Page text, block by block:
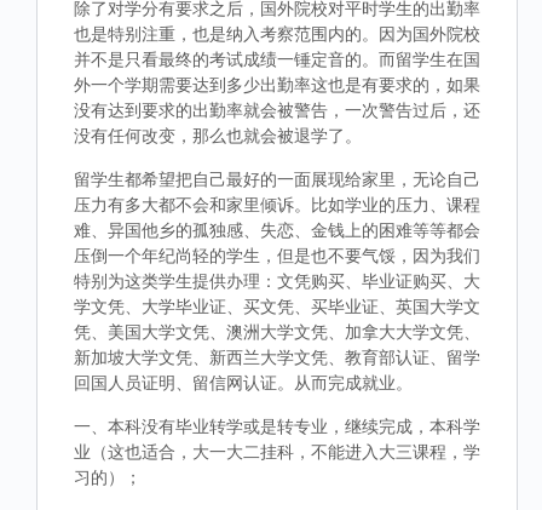
除了对学分有要求之后，国外院校对平时学生的出勤率
也是特别注重，也是纳入考察范围内的。因为国外院校
并不是只看最终的考试成绩一锤定音的。而留学生在国
外一个学期需要达到多少出勤率这也是有要求的，如果
没有达到要求的出勤率就会被警告，一次警告过后，还
没有任何改变，那么也就会被退学了。
留学生都希望把自己最好的一面展现给家里，无论自己
压力有多大都不会和家里倾诉。比如学业的压力、课程
难、异国他乡的孤独感、失恋、金钱上的困难等等都会
压倒一个年纪尚轻的学生，但是也不要气馁，因为我们
特别为这类学生提供办理：文凭购买、毕业证购买、大
学文凭、大学毕业证、买文凭、买毕业证、英国大学文
凭、美国大学文凭、澳洲大学文凭、加拿大大学文凭、
新加坡大学文凭、新西兰大学文凭、教育部认证、留学
回国人员证明、留信网认证。从而完成就业。
一、本科没有毕业转学或是转专业，继续完成，本科学
业（这也适合，大一大二挂科，不能进入大三课程，学
习的）；